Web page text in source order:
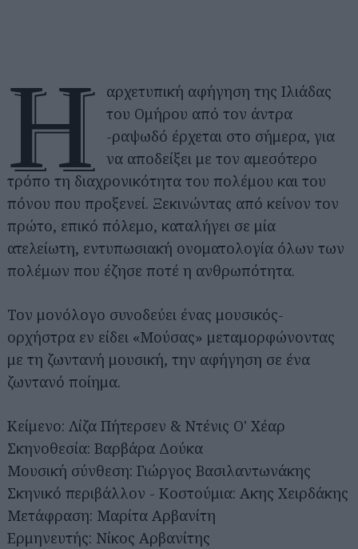
Η
αρχετυπική αφήγηση της Ιλιάδας
του Ομήρου από τον άντρα
-ραψωδό έρχεται στο σήμερα, για
να αποδείξει με τον αμεσότερο
τρόπο τη διαχρονικότητα του πολέμου και του
πόνου που προξενεί. Ξεκινώντας από κείνον τον
πρώτο, επικό πόλεμο, καταλήγει σε μία
ατελείωτη, εντυπωσιακή ονοματολογία όλων των
πολέμων που έζησε ποτέ η ανθρωπότητα.
Τον μονόλογο συνοδεύει ένας μουσικός-
ορχήστρα εν είδει «Μούσας» μεταμορφώνοντας
με τη ζωντανή μουσική, την αφήγηση σε ένα
ζωντανό ποίημα.
Κείμενο: Λίζα Πήτερσεν & Ντένις Ο' Χέαρ
Σκηνοθεσία: Βαρβάρα Δούκα
Μουσική σύνθεση: Γιώργος Βασιλαντωνάκης
Σκηνικό περιβάλλον - Κοστούμια: Ακης Χειρδάκης
Μετάφραση: Μαρίτα Αρβανίτη
Ερμηνευτής: Νίκος Αρβανίτης